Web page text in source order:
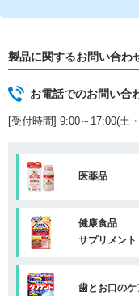
製品に関するお問い合わ
お電話でのお問い合
[受付時間] 9:00～17:00(土
医薬品
健康食品
サプリメント
歯とお口のケ